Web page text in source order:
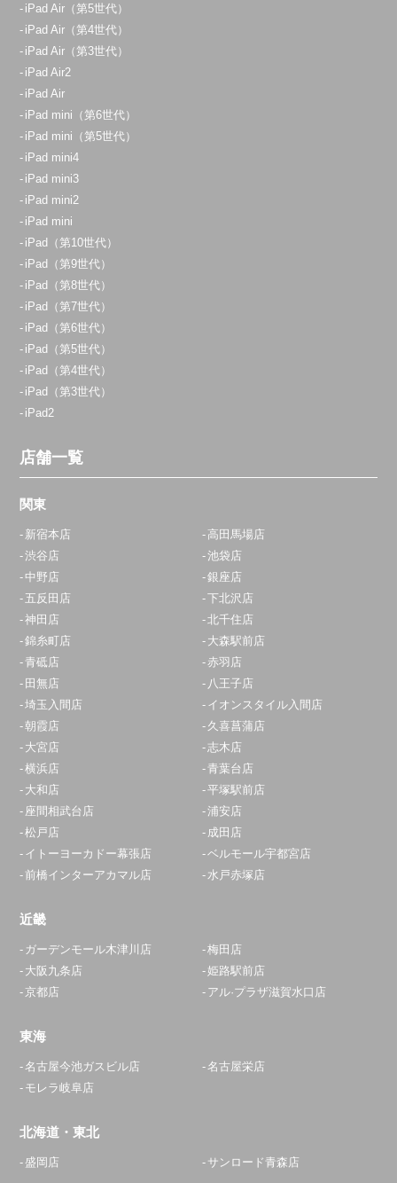
iPad Air（第5世代）
iPad Air（第4世代）
iPad Air（第3世代）
iPad Air2
iPad Air
iPad mini（第6世代）
iPad mini（第5世代）
iPad mini4
iPad mini3
iPad mini2
iPad mini
iPad（第10世代）
iPad（第9世代）
iPad（第8世代）
iPad（第7世代）
iPad（第6世代）
iPad（第5世代）
iPad（第4世代）
iPad（第3世代）
iPad2
店舗一覧
関東
新宿本店
高田馬場店
渋谷店
池袋店
中野店
銀座店
五反田店
下北沢店
神田店
北千住店
錦糸町店
大森駅前店
青砥店
赤羽店
田無店
八王子店
埼玉入間店
イオンスタイル入間店
朝霞店
久喜菖蒲店
大宮店
志木店
横浜店
青葉台店
大和店
平塚駅前店
座間相武台店
浦安店
松戸店
成田店
イトーヨーカドー幕張店
ベルモール宇都宮店
前橋インターアカマル店
水戸赤塚店
近畿
ガーデンモール木津川店
梅田店
大阪九条店
姫路駅前店
京都店
アル·プラザ滋賀水口店
東海
名古屋今池ガスビル店
名古屋栄店
モレラ岐阜店
北海道・東北
盛岡店 サンロード青森店